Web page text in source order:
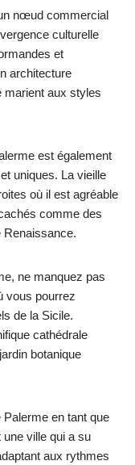
nœud commercial
culturelle
et
architecture
marient aux styles
est également
uniques. La vieille
où il est agréable
comme des
Renaissance.
ne manquez pas
vous pourrez
de la Sicile.
cathédrale
botanique
Palerme en tant que
une ville qui a su
aux rythmes